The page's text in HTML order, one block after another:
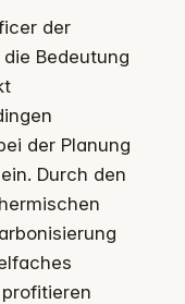
der
Bedeutung
der Planung
Durch den